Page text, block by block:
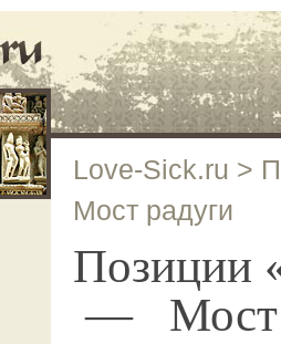
Love-Sick.ru >
Мост радуги
Позиции
— Мост